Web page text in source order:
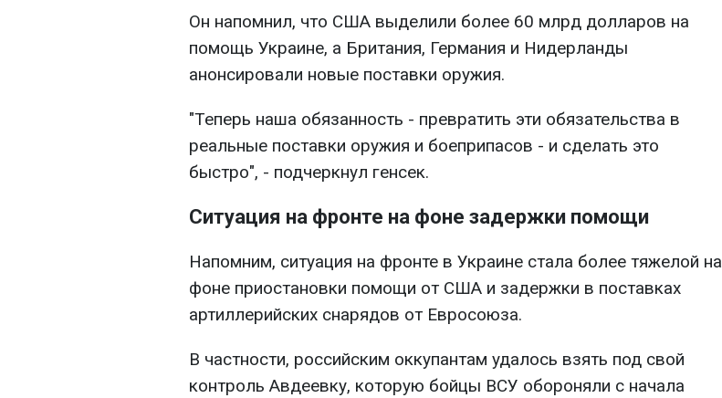
Он напомнил, что США выделили более 60 млрд долларов на
помощь Украине, а Британия, Германия и Нидерланды
анонсировали новые поставки оружия.
"Теперь наша обязанность - превратить эти обязательства в
реальные поставки оружия и боеприпасов - и сделать это
быстро", - подчеркнул генсек.
Ситуация на фронте на фоне задержки помощи
Напомним, ситуация на фронте в Украине стала более тяжелой на
фоне приостановки помощи от США и задержки в поставках
артиллерийских снарядов от Евросоюза.
В частности, российским оккупантам удалось взять под свой
контроль Авдеевку, которую бойцы ВСУ обороняли с начала